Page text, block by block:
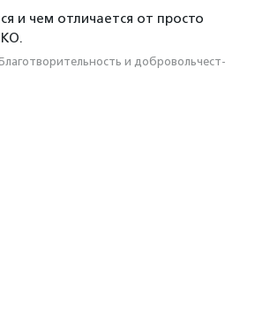
и чем отличается от просто
и доброволь­чест­